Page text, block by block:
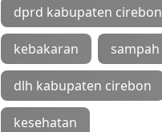
dprd kabupaten cirebon
kebakaran sampah
dlh kabupaten cirebon
kesehatan